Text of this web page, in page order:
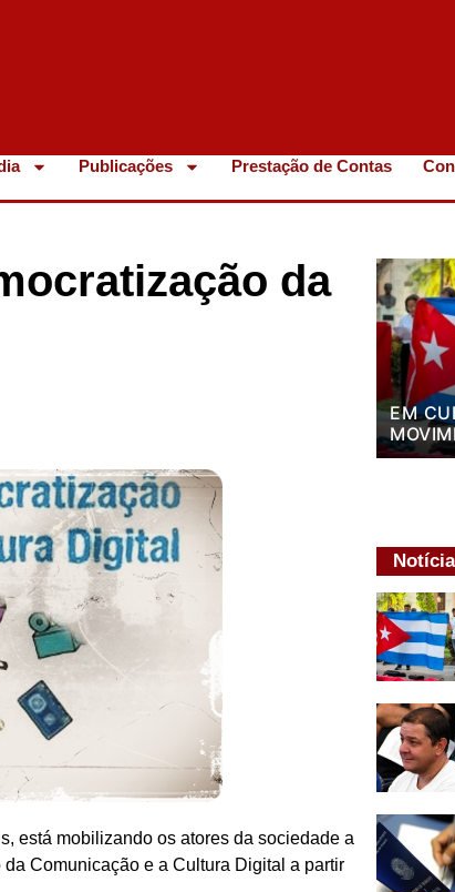
Publicações Prestação de Contas
da
está mobilizando os atores da sociedade a
Comunicação e a Cultura Digital a partir
EM